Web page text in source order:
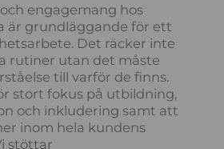
engagemang hos
är grundläggande för ett
Det räcker inte
rutiner utan det måste
till varför de finns.
stort fokus på utbildning,
och inkludering samt att
inom hela kundens
stöttar